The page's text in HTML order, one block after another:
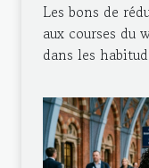
Les bons de
aux courses du
dans les